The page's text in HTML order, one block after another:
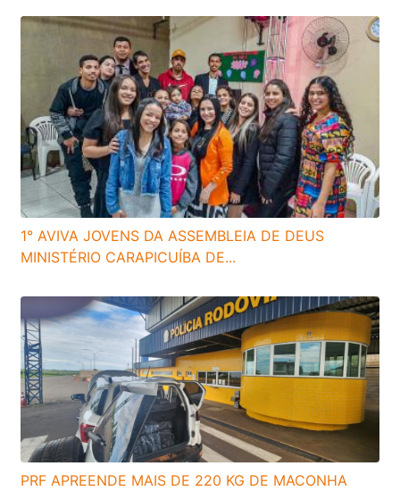
1° AVIVA JOVENS DA ASSEMBLEIA DE DEUS
MINISTÉRIO CARAPICUÍBA DE...
PRF APREENDE MAIS DE 220 KG DE MACONHA